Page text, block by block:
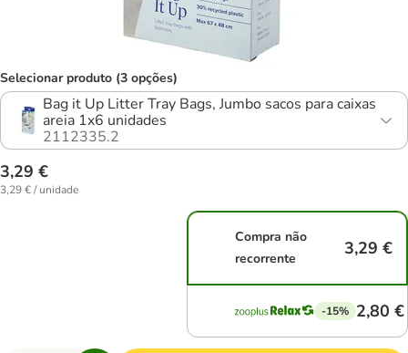
Selecionar produto (3 opções)
Bag it Up Litter Tray Bags, Jumbo sacos para caixas
areia 1x6 unidades
2112335.2
3,29 €
3,29 € / unidade
Compra não
recorrente
3,29 €
-15% 2,80 €